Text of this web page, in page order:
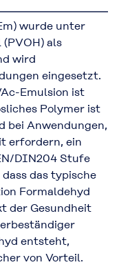
wurde unter
als
wird
eingesetzt.
Emulsion ist
Polymer ist
bei Anwendungen,
erfordern, ein
DIN204 Stufe
das typische
Formaldehyd
der Gesundheit
entsteht,
von Vorteil.